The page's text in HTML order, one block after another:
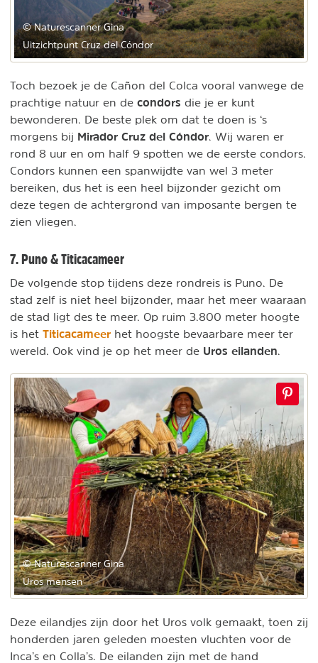
© Naturescanner Gina
Uitzichtpunt Cruz del Cóndor
Toch bezoek je de Cañon del Colca vooral vanwege de
prachtige natuur en de condors die je er kunt
bewonderen. De beste plek om dat te doen is ‘s
morgens bij Mirador Cruz del Cóndor . Wij waren er
rond 8 uur en om half 9 spotten we de eerste condors.
Condors kunnen een spanwijdte van wel 3 meter
bereiken, dus het is een heel bijzonder gezicht om
deze tegen de achtergrond van imposante bergen te
zien vliegen.
7. Puno & Titicacameer
De volgende stop tijdens deze rondreis is Puno. De
stad zelf is niet heel bijzonder, maar het meer waaraan
de stad ligt des te meer. Op ruim 3.800 meter hoogte
is het Titicacameer het hoogste bevaarbare meer ter
wereld. Ook vind je op het meer de Uros eilanden
© Naturescanner Gina
Uros mensen
Deze eilandjes zijn door het Uros volk gemaakt, toen zij
honderden jaren geleden moesten vluchten voor de
Inca’s en Colla’s. De eilanden zijn met de hand